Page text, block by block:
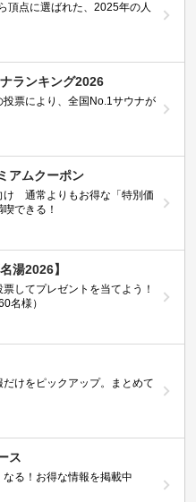
頂点に選ばれた、2025年の人
ランキング2026
投票により、全国No.1サウナが
アムクーポン
け 通常よりもお得な「特別価
できる！
湯2026】
してプレゼントを当てよう！
名様）
けをピックアップ。まとめて
ス
る！お得な情報を掲載中